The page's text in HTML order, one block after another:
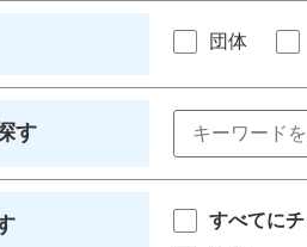
団体
す
すべてに